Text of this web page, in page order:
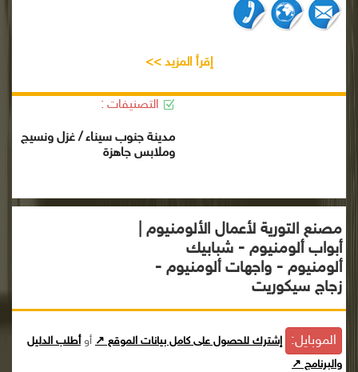
إقرأ المزيد >>
التصنيفات :
مدينة جنوب سيناء / غزل ونسيج
وملابس جاهزة
مصنع التورية لأعمال الألومنيوم |
أبواب ألومنيوم - شبابيك
ألومنيوم - واجهات ألومنيوم -
زجاج سيكوريت
الموبايل: إشترك للحصول على كامل بيانات الموقع ↗ أوأطلب الدليل
والبرنامج ↗